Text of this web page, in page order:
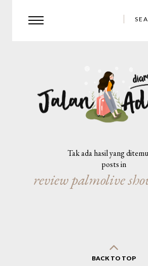
Tak ada hasil yang
posts in
review palmolive
BACK TO TOP